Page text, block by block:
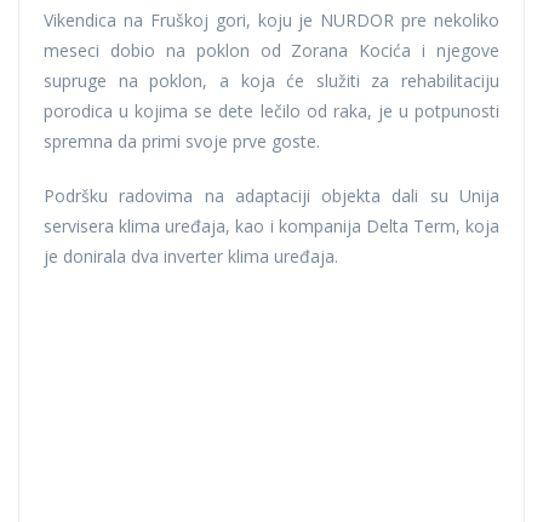
Vikendica na Fruškoj gori, koju je NURDOR pre nekoliko
meseci dobio na poklon od Zorana Kocića i njegove
supruge na poklon, a koja će služiti za rehabilitaciju
porodica u kojima se dete lečilo od raka, je u potpunosti
spremna da primi svoje prve goste.
Podršku radovima na adaptaciji objekta dali su Unija
servisera klima uređaja, kao i kompanija Delta Term, koja
je donirala dva inverter klima uređaja.